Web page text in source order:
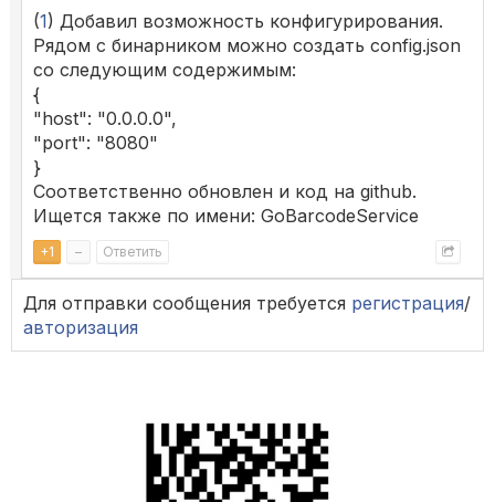
(1) Добавил возможность конфигурирования.
Рядом с бинарником можно создать config.json
со следующим содержимым:
{
"host": "0.0.0.0",
"port": "8080"
}
Соответственно обновлен и код на github.
Ищется также по имени: GoBarcodeService
+1 – Ответить
Для отправки сообщения требуется регистрация/
авторизация